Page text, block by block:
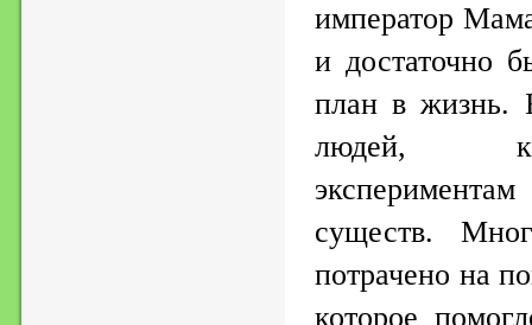
император
и достаточно
план в жизнь.
людей,
существ.
потрачено на
которое